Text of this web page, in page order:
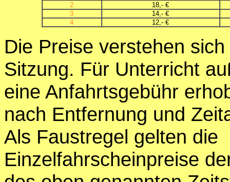
2
18,- €
3
14,- €
4
12,- €
Die Preise verstehen
Sitzung. Für Unterricht
eine Anfahrtsgebühr
nach Entfernung und
Als Faustregel gelten die
Einzelfahrscheinpreise